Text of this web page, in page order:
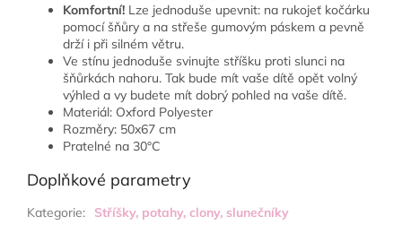
Komfortní! Lze jednoduše upevnit: na rukojeť kočárku
pomocí šňůry a na střeše gumovým páskem a pevně
drží i při silném větru.
Ve stínu jednoduše svinujte stříšku proti slunci na
šňůrkách nahoru. Tak bude mít vaše dítě opět volný
výhled a vy budete mít dobrý pohled na vaše dítě.
Materiál: Oxford Polyester
Rozměry: 50x67 cm
Pratelné na 30°C
Doplňkové parametry
Kategorie:
Stříšky, potahy, clony, slunečníky